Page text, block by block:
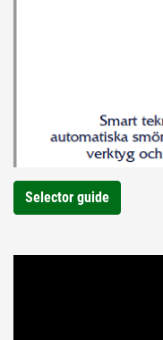
Selector guide